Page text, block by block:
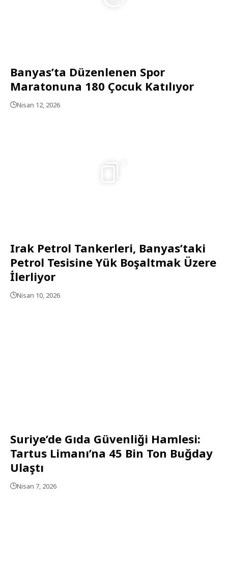
Banyas’ta Düzenlenen Spor
Maratonuna 180 Çocuk Katılıyor
Nisan 12, 2026
Irak Petrol Tankerleri, Banyas’taki
Petrol Tesisine Yük Boşaltmak Üzere
İlerliyor
Nisan 10, 2026
Suriye’de Gıda Güvenliği Hamlesi:
Tartus Limanı’na 45 Bin Ton Buğday
Ulaştı
Nisan 7, 2026